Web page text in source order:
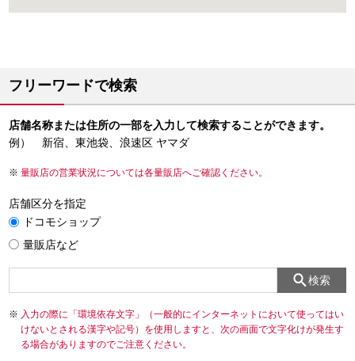
フリーワードで検索
店舗名称または住所の一部を入力して検索することができます。
例） 新宿、東池袋、浪速区 ヤマダ
量販店の営業状況については各量販店へご確認ください。
店舗区分を指定
ドコモショップ
量販店など
検索
入力の際に「環境依存文字」（一般的にインターネットにおいて使ってはい
けないとされる漢字や記号）を使用しますと、次の画面で文字化けが発生す
る場合がありますのでご注意ください。